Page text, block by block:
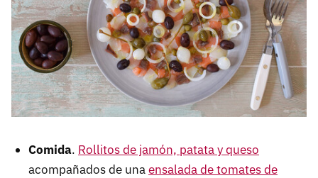
Comida. Rollitos de jamón, patata y queso
acompañados de unaensalada de tomates de